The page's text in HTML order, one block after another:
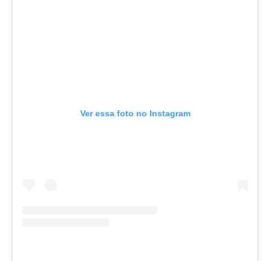
Ver essa foto no Instagram